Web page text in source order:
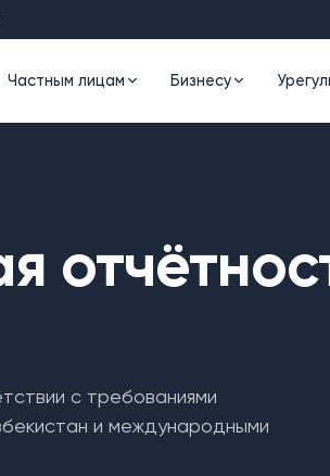
Частным лицам Бизнесу
с требованиями
и международными